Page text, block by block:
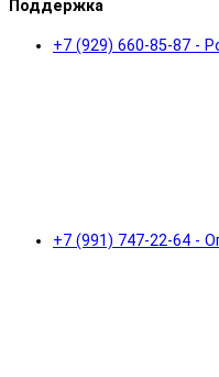
Поддержка
+7 (929) 660-85-87 -
+7 (991) 747-22-64 -